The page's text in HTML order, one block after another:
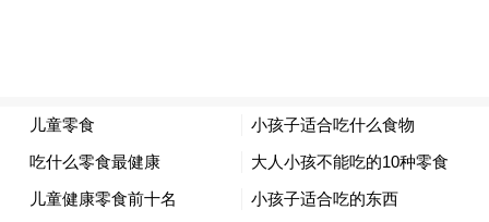
“微信上线，成为国民应用，近乎100%的中
国人都在上面，社交完全转移到了移动端。”
胡泳指出，“但更关键的节点是移动支付。”